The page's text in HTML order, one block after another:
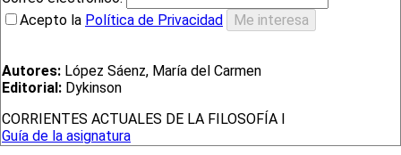
Acepto la Política de Privacidad
Autores: López Sáenz, María del Carmen
Editorial: Dykinson
CORRIENTES ACTUALES DE LA FILOSOFÍA I
Guía de la asignatura